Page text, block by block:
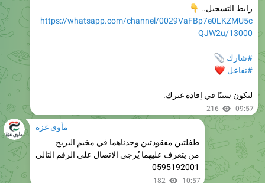
QJW2u/13000
#شارك
لتكون سببًا في إفادة غيرك.
طفلتين مفقودتين وجدناهما في مخيم البريج
من يتعرف عليهما يُرجى الاتصال على الرقم التالي
0595192001
182 10:57